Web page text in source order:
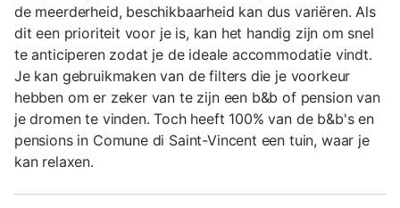
de meerderheid, beschikbaarheid kan dus variëren. Als
dit een prioriteit voor je is, kan het handig zijn om snel
te anticiperen zodat je de ideale accommodatie vindt.
Je kan gebruikmaken van de filters die je voorkeur
hebben om er zeker van te zijn een b&b of pension van
je dromen te vinden. Toch heeft 100% van de b&b's en
pensions in Comune di Saint-Vincent een tuin, waar je
kan relaxen.